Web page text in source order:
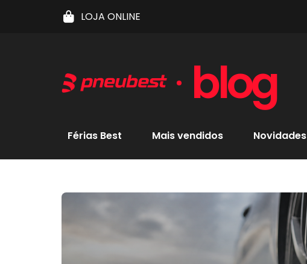
LOJA ONLINE
blog
Férias Best Mais vendidos Novidades